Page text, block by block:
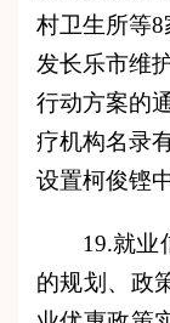
村卫生所等
发长乐市维
行动方案的
疗机构名录
设置柯俊铿
19.就业
的规划、政